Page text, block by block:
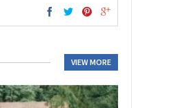
VIEW MORE